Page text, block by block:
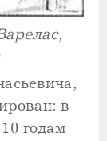
в
годам